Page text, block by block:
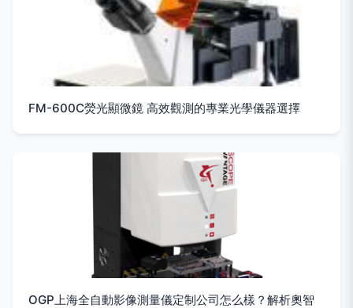
FM-600C熒光顯微鏡 高效觀測的專業光學儀器選擇
OGP上海全自動影像測量儀定制公司怎么樣？解析奧智